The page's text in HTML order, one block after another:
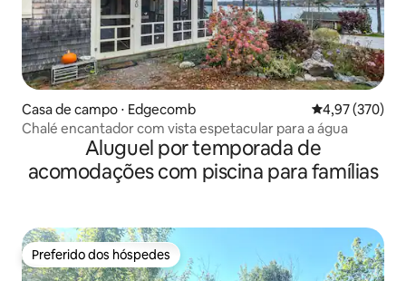
Casa de campo ⋅ Edgecomb 4,97 de uma
4,97 (370)
Chalé encantador com vista espetacular para a água
Aluguel por temporada de
acomodações com piscina para famílias
Preferido dos hóspedes
Preferido dos hóspedes